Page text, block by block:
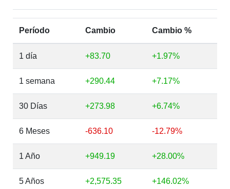
Período Cambio Cambio %
1 día +83.70 +1.97%
1 semana +290.44 +7.17%
30 Días +273.98 +6.74%
6 Meses -636.10 -12.79%
1 Año +949.19 +28.00%
5 Años +2,575.35 +146.02%